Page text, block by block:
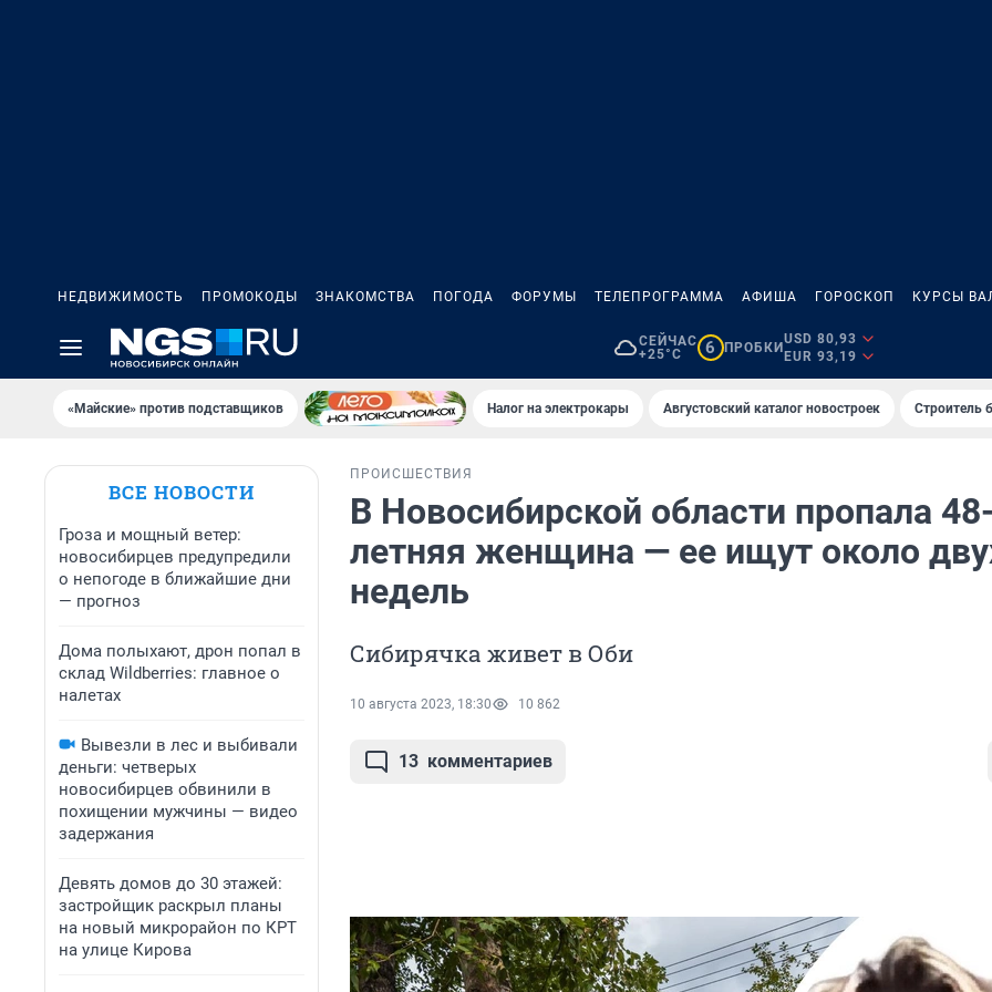
НЕДВИЖИМОСТЬ ПРОМОКОДЫ ЗНАКОМСТВА ПОГОДА ФОРУМЫ ТЕЛЕПРОГРАММА АФИША ГОРОСКОП КУРСЫ
СЕЙЧАС
+25°C
6 ПРОБКИ
USD 80,93
EUR 93,19
«Майские» против подставщиков Налог на электрокары Августовский каталог новостроек Строитель
ВСЕ НОВОСТИ
Гроза и мощный ветер:
новосибирцев предупредили
о непогоде в ближайшие дни
— прогноз
Дома полыхают, дрон попал в
склад Wildberries: главное о
налетах
Вывезли в лес и выбивали
деньги: четверых
новосибирцев обвинили в
похищении мужчины — видео
задержания
Девять домов до 30 этажей:
застройщик раскрыл планы
на новый микрорайон по КРТ
на улице Кирова
ПРОИСШЕСТВИЯ
В Новосибирской области пропала
летняя женщина — ее ищут около
недель
Сибирячка живет в Оби
10 августа 2023, 18:30 10 862
13 комментариев